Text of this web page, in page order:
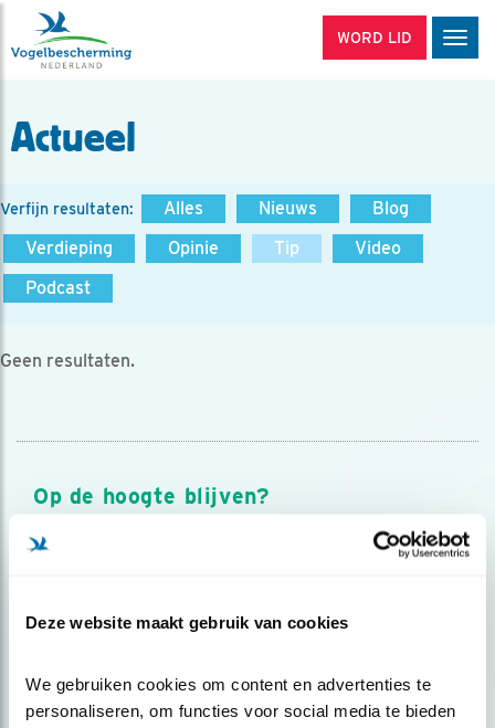
Deze website maakt gebruik van cookies
We gebruiken cookies om content en advertenties te
personaliseren, om functies voor social media te bieden
WORD LID
Actueel
Verfijn resultaten: Alles Nieuws
Blog
Verdieping
Opinie Tip
Video
Podcast
Geen resultaten.
Op de hoogte blijven?
Meld je aan en ontvang nieuws, inspiratie, acties en tips
over vogels en activiteiten van Vogelbescherming.